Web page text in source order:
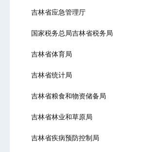
吉林省应急管理厅
国家税务总局吉林省税务局
吉林省体育局
吉林省统计局
吉林省粮食和物资储备局
吉林省林业和草原局
吉林省疾病预防控制局